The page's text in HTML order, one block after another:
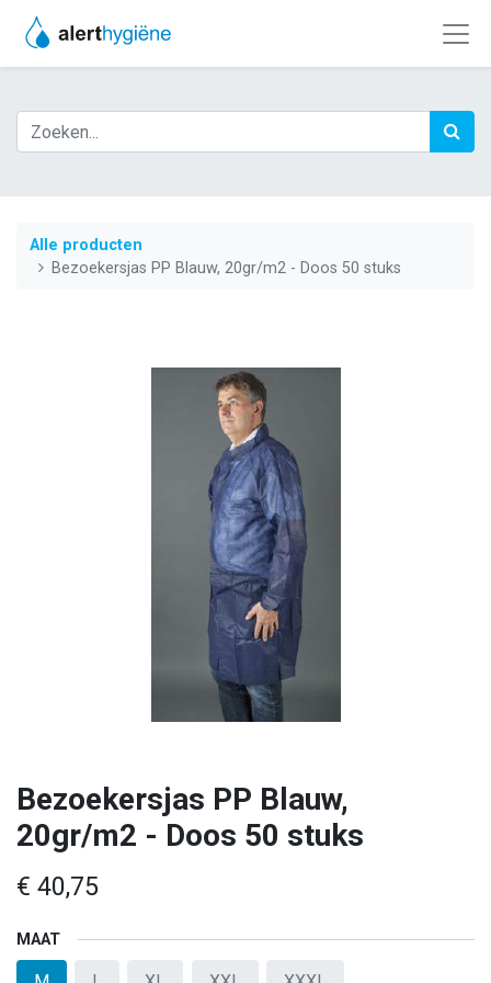
Alle producten
Bezoekersjas PP Blauw, 20gr/m2 - Doos 50 stuks
Bezoekersjas PP Blauw,
20gr/m2 - Doos 50 stuks
€ 40,75
MAAT